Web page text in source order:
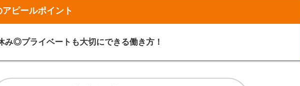
ピールポイント
み◎プライベートも大切にできる働き方！